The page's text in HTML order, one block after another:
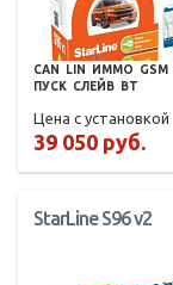
CAN LIN ИММО GSM
ПУСК СЛЕЙВ BT
Цена с установкой
39 050 руб.
StarLine S96 v2